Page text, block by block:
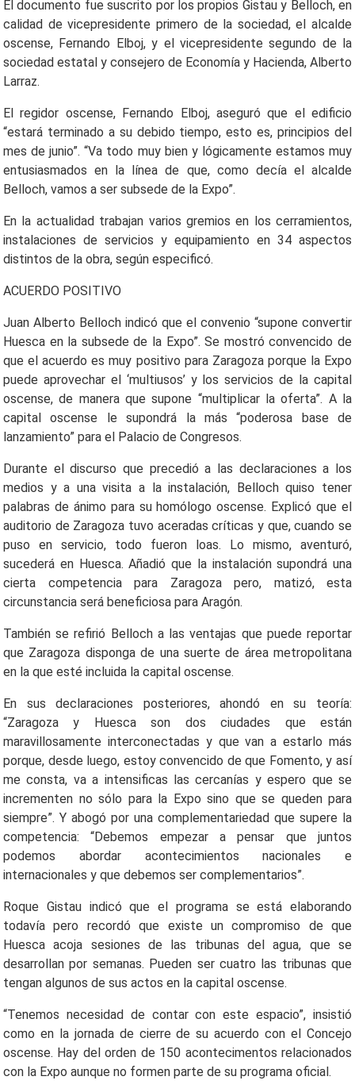
El documento fue suscrito por los propios Gistau y Belloch, en
calidad de vicepresidente primero de la sociedad, el alcalde
oscense, Fernando Elboj, y el vicepresidente segundo de la
sociedad estatal y consejero de Economía y Hacienda, Alberto
Larraz.
El regidor oscense, Fernando Elboj, aseguró que el edificio
“estará terminado a su debido tiempo, esto es, principios del
mes de junio”. “Va todo muy bien y lógicamente estamos muy
entusiasmados en la línea de que, como decía el alcalde
Belloch, vamos a ser subsede de la Expo”.
En la actualidad trabajan varios gremios en los cerramientos,
instalaciones de servicios y equipamiento en 34 aspectos
distintos de la obra, según especificó.
ACUERDO POSITIVO
Juan Alberto Belloch indicó que el convenio “supone convertir
Huesca en la subsede de la Expo”. Se mostró convencido de
que el acuerdo es muy positivo para Zaragoza porque la Expo
puede aprovechar el ‘multiusos’ y los servicios de la capital
oscense, de manera que supone “multiplicar la oferta”. A la
capital oscense le supondrá la más “poderosa base de
lanzamiento” para el Palacio de Congresos.
Durante el discurso que precedió a las declaraciones a los
medios y a una visita a la instalación, Belloch quiso tener
palabras de ánimo para su homólogo oscense. Explicó que el
auditorio de Zaragoza tuvo aceradas críticas y que, cuando se
puso en servicio, todo fueron loas. Lo mismo, aventuró,
sucederá en Huesca. Añadió que la instalación supondrá una
cierta competencia para Zaragoza pero, matizó, esta
circunstancia será beneficiosa para Aragón.
También se refirió Belloch a las ventajas que puede reportar
que Zaragoza disponga de una suerte de área metropolitana
en la que esté incluida la capital oscense.
En sus declaraciones posteriores, ahondó en su teoría:
“Zaragoza y Huesca son dos ciudades que están
maravillosamente interconectadas y que van a estarlo más
porque, desde luego, estoy convencido de que Fomento, y así
me consta, va a intensificas las cercanías y espero que se
incrementen no sólo para la Expo sino que se queden para
siempre”. Y abogó por una complementariedad que supere la
competencia: “Debemos empezar a pensar que juntos
podemos abordar acontecimientos nacionales e
internacionales y que debemos ser complementarios”.
Roque Gistau indicó que el programa se está elaborando
todavía pero recordó que existe un compromiso de que
Huesca acoja sesiones de las tribunas del agua, que se
desarrollan por semanas. Pueden ser cuatro las tribunas que
tengan algunos de sus actos en la capital oscense.
“Tenemos necesidad de contar con este espacio”, insistió
como en la jornada de cierre de su acuerdo con el Concejo
oscense. Hay del orden de 150 acontecimentos relacionados
con la Expo aunque no formen parte de su programa oficial.